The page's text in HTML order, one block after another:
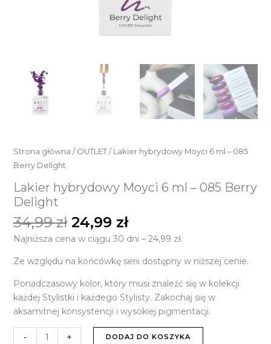
Strona główna / OUTLET/ Lakier hybrydowy Moyci 6 ml – 085
Berry Delight
Lakier hybrydowy Moyci 6 ml – 085 Berry
Delight
34,99zł 24,99 zł
Najniższa cena w ciągu 30 dni – 24,99 zł.
Ze względu na końcówkę serii dostępny w niższej cenie.
Ponadczasowy kolor, który musi znaleźć się w kolekcji
każdej Stylistki i każdego Stylisty. Zakochaj się w
aksamitnej konsystencji i wysokiej pigmentacji.
- + DODAJ DO KOSZYKA